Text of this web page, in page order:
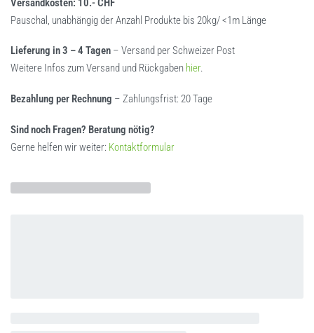
Versandkosten: 10.- CHF
Pauschal, unabhängig der Anzahl Produkte bis 20kg/ <1m Länge
Lieferung in 3 – 4 Tagen – Versand per Schweizer Post
Weitere Infos zum Versand und Rückgaben hier.
Bezahlung per Rechnung – Zahlungsfrist: 20 Tage
Sind noch Fragen? Beratung nötig?
Gerne helfen wir weiter: Kontaktformular